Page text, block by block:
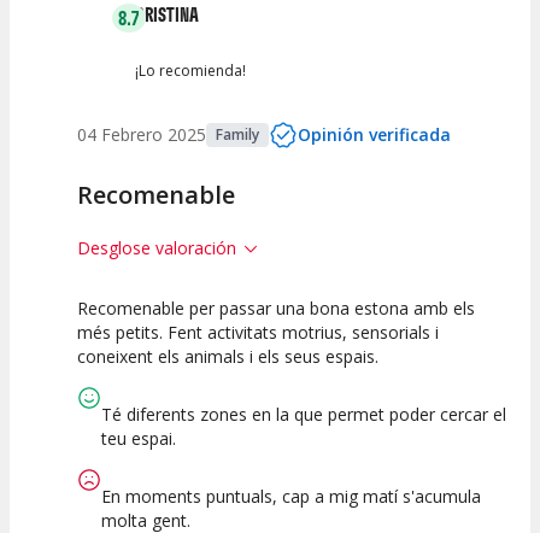
8.7CRISTINA
¡Lo recomienda!
04 Febrero 2025 Family Opinión verificada
Recomenable
Desglose valoración
7.5
Calidad de la
10
Atención del
Recomenable per passar una bona estona amb els
més petits. Fent activitats motrius, sensorials i
coneixent els animals i els seus espais.
Té diferents zones en la que permet poder cercar el
teu espai.
En moments puntuals, cap a mig matí s'acumula
molta gent.